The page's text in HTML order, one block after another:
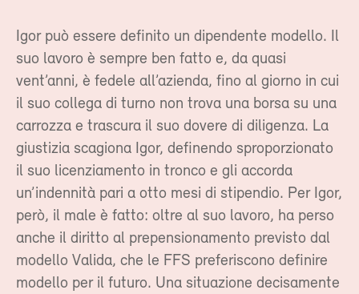
Igor può essere definito un dipendente modello. Il
suo lavoro è sempre ben fatto e, da quasi
vent’anni, è fedele all’azienda, fino al giorno in cui
il suo collega di turno non trova una borsa su una
carrozza e trascura il suo dovere di diligenza. La
giustizia scagiona Igor, definendo sproporzionato
il suo licenziamento in tronco e gli accorda
un’indennità pari a otto mesi di stipendio. Per Igor,
però, il male è fatto: oltre al suo lavoro, ha perso
anche il diritto al prepensionamento previsto dal
modello Valida, che le FFS preferiscono definire
modello per il futuro. Una situazione decisamente